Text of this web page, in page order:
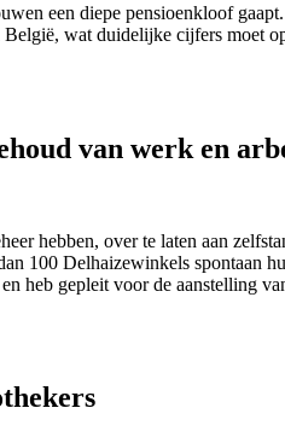
een diepe pensioenkloof
wat duidelijke cijfers moet
van werk en
hebben, over te laten aan
100 Delhaizewinkels spontaan
gepleit voor de aanstelling